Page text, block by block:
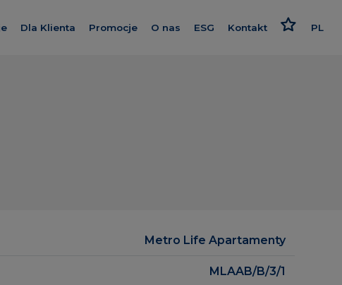
Dla Klienta Promocje O nas
Dla inwestora
ESG Kontakt PL
Metro Life Apartamenty
MLAAB/B/3/1